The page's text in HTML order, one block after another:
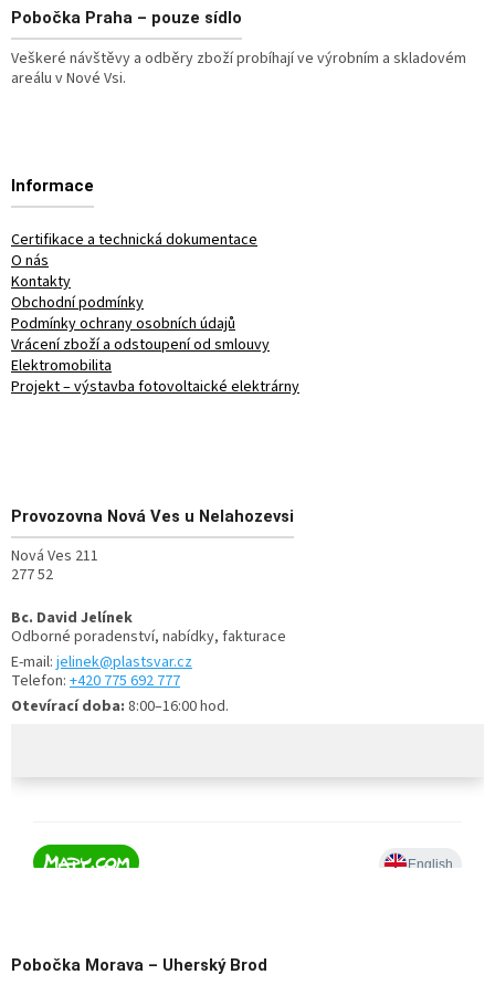
Pobočka Praha – pouze sídlo
Veškeré návštěvy a odběry zboží probíhají ve výrobním a skladovém
areálu v Nové Vsi.
Informace
Certifikace a technická dokumentace
O nás
Kontakty
Obchodní podmínky
Podmínky ochrany osobních údajů
Vrácení zboží a odstoupení od smlouvy
Elektromobilita
Projekt – výstavba fotovoltaické elektrárny
Provozovna Nová Ves u Nelahozevsi
Nová Ves 211
277 52
Bc. David Jelínek
Odborné poradenství, nabídky, fakturace
E-mail: jelinek@plastsvar.cz
Telefon: +420 775 692 777
Otevírací doba: 8:00–16:00 hod.
Pobočka Morava – Uherský Brod